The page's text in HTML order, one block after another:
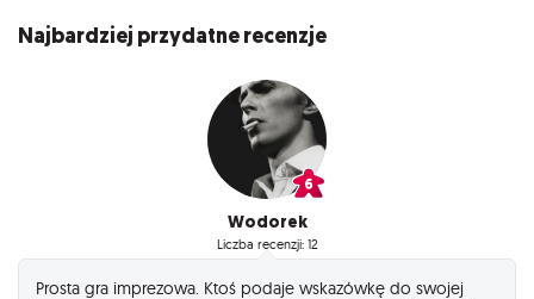
Najbardziej przydatne recenzje
Wodorek
Liczba recenzji: 12
Prosta gra imprezowa. Ktoś podaje wskazówkę do swojej